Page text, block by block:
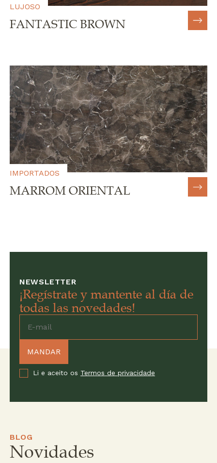
LUJOSO
FANTASTIC BROWN
IMPORTADOS
MARROM ORIENTAL
NEWSLETTER
¡Regístrate y mantente al día de
todas las novedades!
Li e aceito os Termos de privacidade
BLOG
Novidades